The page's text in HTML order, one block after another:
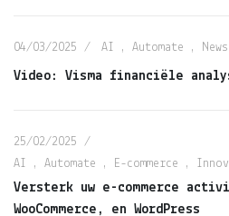
04/03/2025 AI , Automate , News
Video: Visma financiële
25/02/2025
AI , Automate , E-commerce ,
Versterk uw e-commerce
WooCommerce, en WordPress